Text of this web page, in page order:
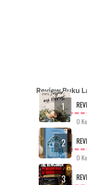
Review Buku
0
0